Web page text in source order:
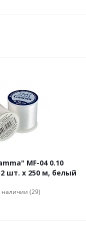
MF-04 0.10
шт. х 250 м, белый
наличии (29)